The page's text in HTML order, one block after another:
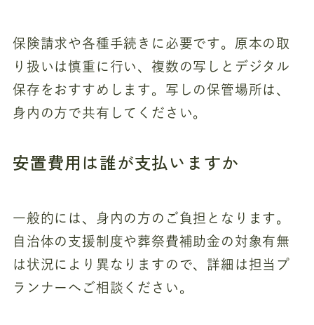
保険請求や各種手続きに必要です。原本の取
り扱いは慎重に行い、複数の写しとデジタル
保存をおすすめします。写しの保管場所は、
身内の方で共有してください。
安置費用は誰が支払いますか
一般的には、身内の方のご負担となります。
自治体の支援制度や葬祭費補助金の対象有無
は状況により異なりますので、詳細は担当プ
ランナーへご相談ください。